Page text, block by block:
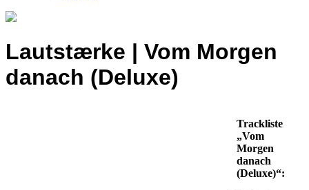
Lautstærke | Vom Morgen
danach (Deluxe)
Trackliste
„Vom
Morgen
danach
(Deluxe)“: